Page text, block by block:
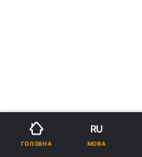
ГОЛОВНА
RU
МОВА